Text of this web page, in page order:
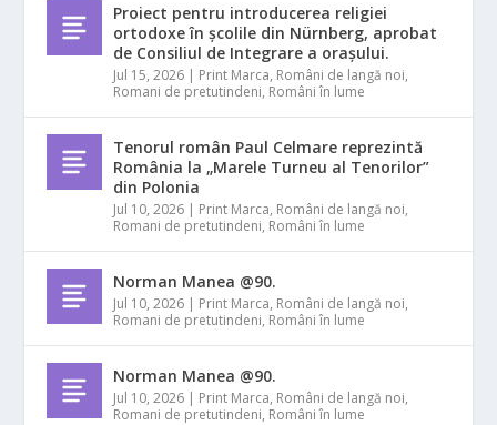
Proiect pentru introducerea religiei
ortodoxe în școlile din Nürnberg, aprobat
de Consiliul de Integrare a orașului.
Jul 15, 2026 | Print Marca, Români de langă noi,
Romani de pretutindeni, Români în lume
Tenorul român Paul Celmare reprezintă
România la „Marele Turneu al Tenorilor”
din Polonia
Jul 10, 2026 | Print Marca, Români de langă noi,
Romani de pretutindeni, Români în lume
Norman Manea @90.
Jul 10, 2026 | Print Marca, Români de langă noi,
Romani de pretutindeni, Români în lume
Norman Manea @90.
Jul 10, 2026 | Print Marca, Români de langă noi,
Romani de pretutindeni, Români în lume